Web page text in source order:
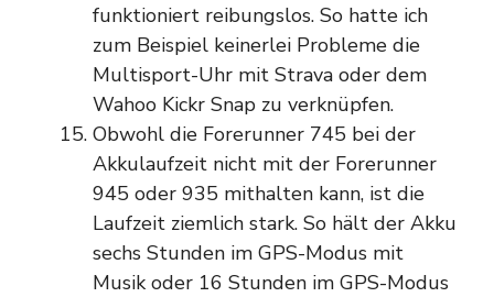
funktioniert reibungslos. So hatte ich
zum Beispiel keinerlei Probleme die
Multisport-Uhr mit Strava oder dem
Wahoo Kickr Snap zu verknüpfen.
Obwohl die Forerunner 745 bei der
Akkulaufzeit nicht mit der Forerunner
945 oder 935 mithalten kann, ist die
Laufzeit ziemlich stark. So hält der Akku
sechs Stunden im GPS-Modus mit
Musik oder 16 Stunden im GPS-Modus